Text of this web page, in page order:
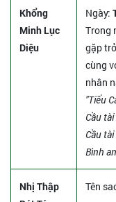
Khổng
Minh Lục
Diệu
Ngày:
Trong
gặp
cùng
nhân
"Tiểu
Cầu
Cầu
Bình
Nhị Thập
Tên